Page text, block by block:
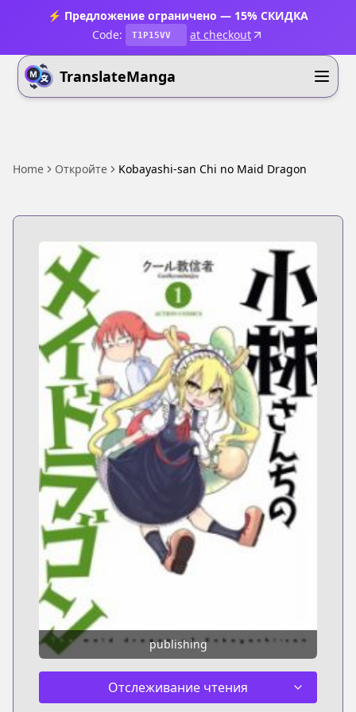
⚡ Предложение ограничено — 15% СКИДКА
Code:
T1P15VV at checkout
TranslateManga
Home Откройте Kobayashi-san Chi no Maid Dragon
publishing
Отслеживание чтения